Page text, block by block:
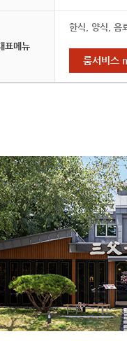
표메뉴
한식, 양식, 음
룸서비스